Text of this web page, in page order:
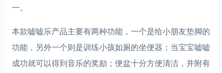
一。
本款嘘嘘乐产品主要有两种功能，一个是给小朋友垫脚的
功能，另外一个则是训练小孩如厕的坐便器；当宝宝嘘嘘
成功就可以得到音乐的奖励；便盆十分方便清洁，并附有